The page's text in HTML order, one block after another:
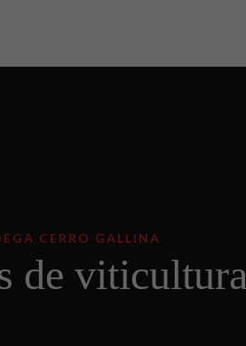
CERRO GALLINA
de viticultura